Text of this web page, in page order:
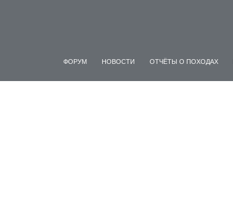
ФОРУМ НОВОСТИ ОТЧЁТЫ О ПОХОДАХ